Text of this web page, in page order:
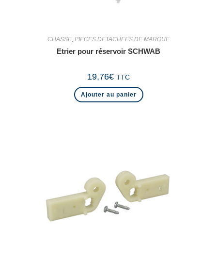
CHASSE PIECES DETACHEES DE MARQUE
Etrier pour réservoir SCHWAB
19,76€ TTC
Ajouter au panier